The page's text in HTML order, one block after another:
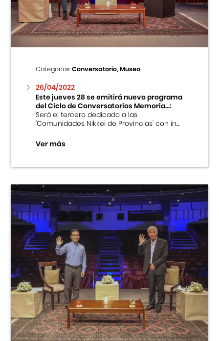
Centro Cultural Peruano Japonés
Museo de la Inmigración Japonesa
Fondo Editorial
Teatro Peruano Japonés
Categorías:Conversatorio, Museo
26/04/2022
Este jueves 28 se emitirá nuevo programa
del Ciclo de Conversatorios Memoria...:
Será el tercero dedicado a las
‘Comunidades Nikkei de Provincias’ con in...
Ver más